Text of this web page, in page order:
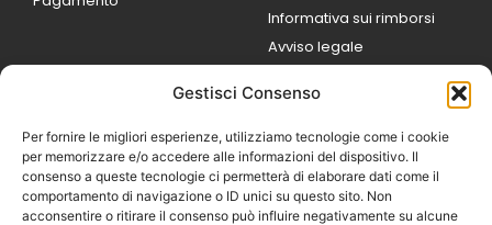
Gestisci Consenso
Per fornire le migliori esperienze, utilizziamo tecnologie come i cookie
per memorizzare e/o accedere alle informazioni del dispositivo. Il
consenso a queste tecnologie ci permetterà di elaborare dati come il
comportamento di navigazione o ID unici su questo sito. Non
acconsentire o ritirare il consenso può influire negativamente su alcune
Informativa sui rimborsi
Avviso legale
9:00
Sabato 09:00 /
14:00
16:30 /
Domenica